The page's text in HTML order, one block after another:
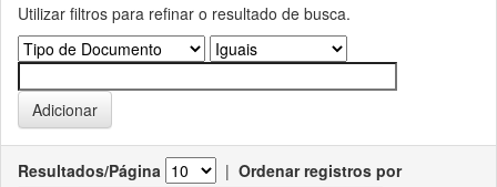
Utilizar filtros para refinar o resultado de busca.
Resultados/Página | Ordenar registros por